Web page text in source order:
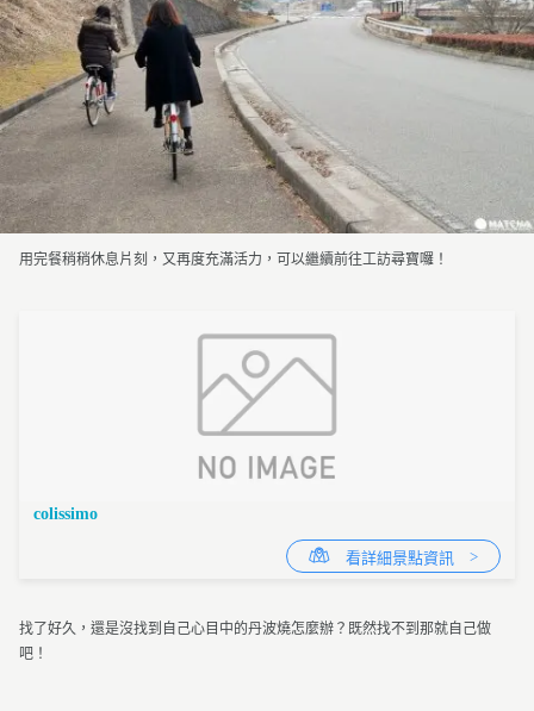
用完餐稍稍休息片刻，又再度充滿活力，可以繼續前往工訪尋寶囉！
colissimo
看詳細景點資訊
找了好久，還是沒找到自己心目中的丹波燒怎麼辦？既然找不到那就自己做
吧！